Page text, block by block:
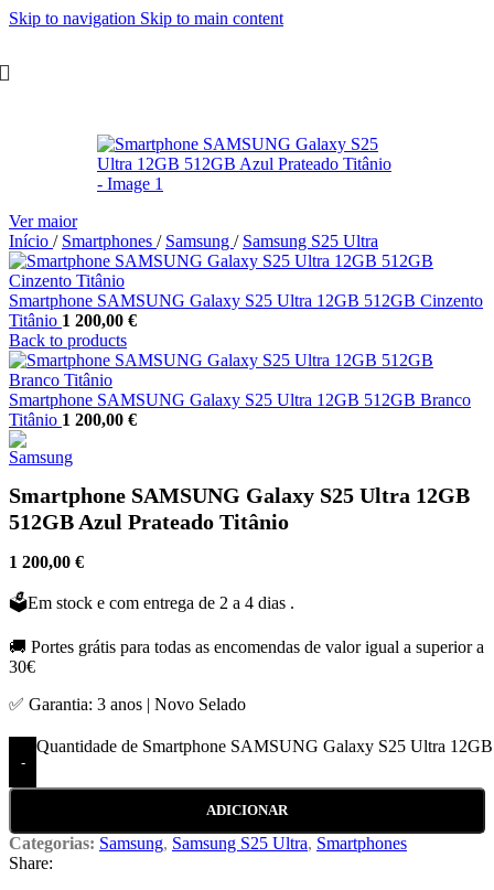
Skip to navigation Skip to main content
Ver maior
Início / Smartphones / Samsung / Samsung S25 Ultra
Smartphone SAMSUNG Galaxy S25 Ultra 12GB 512GB Cinzento
Titânio 1 200,00 €
Back to products
Smartphone SAMSUNG Galaxy S25 Ultra 12GB 512GB Branco
Titânio 1 200,00 €
Smartphone SAMSUNG Galaxy S25 Ultra 12GB
512GB Azul Prateado Titânio
1 200,00 €
🗳️Em stock e com entrega de 2 a 4 dias .
🚚 Portes grátis para todas as encomendas de valor igual a superior a
30€
✅ Garantia: 3 anos | Novo Selado
-
Quantidade de Smartphone SAMSUNG Galaxy S25 Ultra
ADICIONAR
Categorias: Samsung, Samsung S25 Ultra, Smartphones
Share: